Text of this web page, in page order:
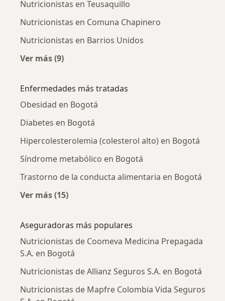
Nutricionistas en Teusaquillo
Nutricionistas en Comuna Chapinero
Nutricionistas en Barrios Unidos
Ver más (9)
Enfermedades más tratadas
Obesidad en Bogotá
Diabetes en Bogotá
Hipercolesterolemia (colesterol alto) en Bogotá
Síndrome metabólico en Bogotá
Trastorno de la conducta alimentaria en Bogotá
Ver más (15)
Aseguradoras más populares
Nutricionistas de Coomeva Medicina Prepagada
S.A. en Bogotá
Nutricionistas de Allianz Seguros S.A. en Bogotá
Nutricionistas de Mapfre Colombia Vida Seguros